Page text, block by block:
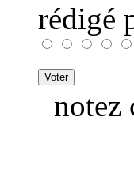
rédigé
notez